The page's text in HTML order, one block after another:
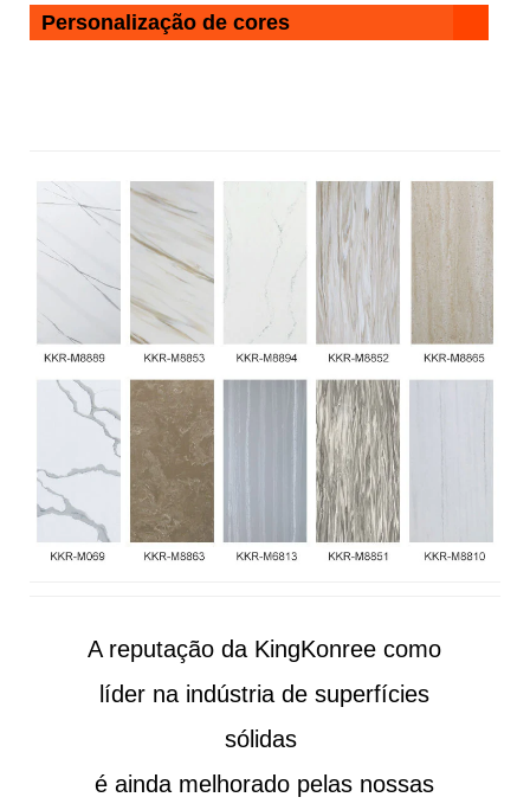
Personalização de cores
A reputação da KingKonree como
líder na indústria de superfícies
sólidas
é ainda melhorado pelas nossas